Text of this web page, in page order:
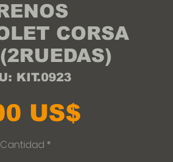
CORSA
KIT.0923
US$
Cantidad *